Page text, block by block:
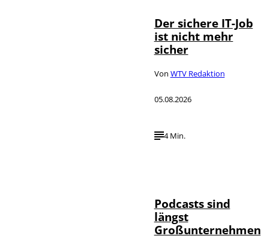
Der sichere IT-Job
ist nicht mehr
sicher
Von WTV Redaktion
05.08.2026
4 Min.
Podcasts sind
längst
Großunternehmen